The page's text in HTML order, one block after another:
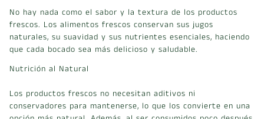
No hay nada como el sabor y la textura de los productos
frescos. Los alimentos frescos conservan sus jugos
naturales, su suavidad y sus nutrientes esenciales, haciendo
que cada bocado sea más delicioso y saludable.
Nutrición al Natural
Los productos frescos no necesitan aditivos ni
conservadores para mantenerse, lo que los convierte en una